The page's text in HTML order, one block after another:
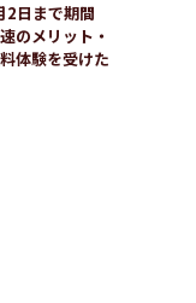
2日まで期間
のメリット・
体験を受けた